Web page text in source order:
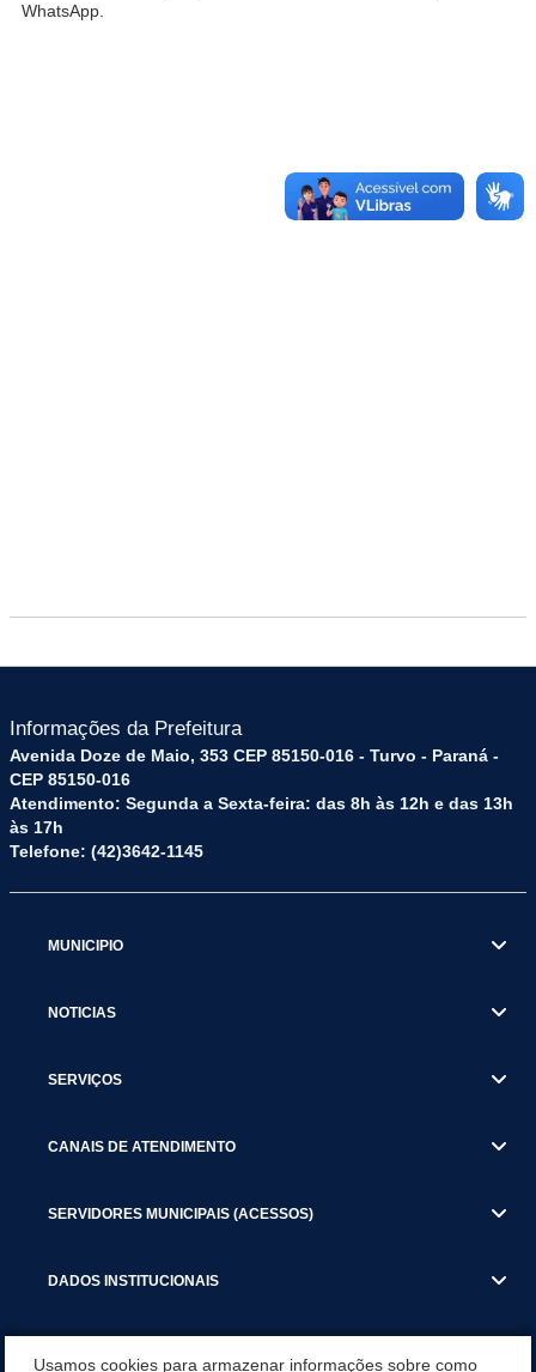
WhatsApp.
Informações da Prefeitura
Avenida Doze de Maio, 353 CEP 85150-016 - Turvo - Paraná -
CEP 85150-016
Atendimento: Segunda a Sexta-feira: das 8h às 12h e das 13h
às 17h
Telefone: (42)3642-1145
MUNICIPIO
NOTICIAS
SERVIÇOS
CANAIS DE ATENDIMENTO
SERVIDORES MUNICIPAIS (ACESSOS)
DADOS INSTITUCIONAIS
Usamos cookies para armazenar informações sobre como